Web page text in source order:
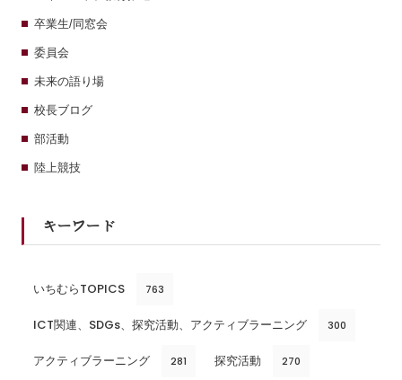
卒業生/同窓会
委員会
未来の語り場
校長ブログ
部活動
陸上競技
キーワード
いちむらTOPICS 763
ICT関連、SDGs、探究活動、アクティブラーニング 300
アクティブラーニング 281 探究活動 270